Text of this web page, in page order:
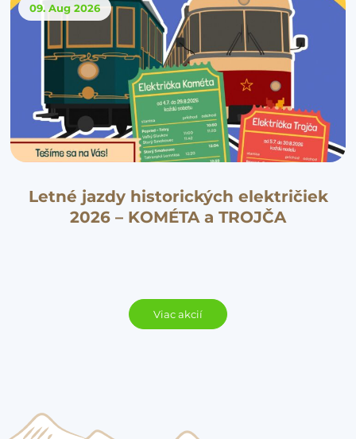
09. Aug 2026
Letné jazdy historických električiek
2026 – KOMÉTA a TROJČA
Viac akcií